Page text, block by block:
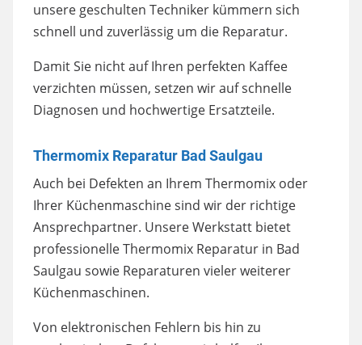
unsere geschulten Techniker kümmern sich
schnell und zuverlässig um die Reparatur.
Damit Sie nicht auf Ihren perfekten Kaffee
verzichten müssen, setzen wir auf schnelle
Diagnosen und hochwertige Ersatzteile.
Thermomix Reparatur Bad Saulgau
Auch bei Defekten an Ihrem Thermomix oder
Ihrer Küchenmaschine sind wir der richtige
Ansprechpartner. Unsere Werkstatt bietet
professionelle Thermomix Reparatur in Bad
Saulgau sowie Reparaturen vieler weiterer
Küchenmaschinen.
Von elektronischen Fehlern bis hin zu